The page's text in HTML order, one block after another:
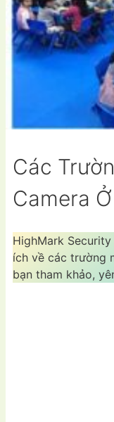
Các
Camera
HighMark
ích về các trường
bạn tham khảo,